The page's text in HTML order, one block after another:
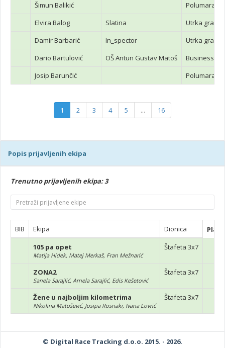
Šimun Balikić
Polumaraton
Elvira Balog
Slatina
Utrka
Damir Barbarić
In_spector
Utrka
Dario Bartulović
OŠ Antun Gustav Matoš
Business
Josip Barunčić
Polumaraton
1 2 3 4 5 ... 16
Popis prijavljenih ekipa
Trenutno prijavljenih ekipa: 3
BIB Ekipa Dionica
105 pa opet
Matija Hidek, Matej Merkaš, Fran Mežnarić
Štafeta 3x7
ZONA2
Sanela Sarajlić, Arnela Sarajlić, Edis Kešetović
Štafeta 3x7
Žene u najboljim kilometrima
Nikolina Matošević, Josipa Rosnaki, Ivana Lovrić
Štafeta 3x7
© Digital Race Tracking d.o.o. 2015. - 2026.